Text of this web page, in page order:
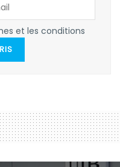
et les conditions